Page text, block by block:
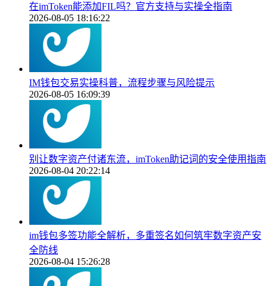
在imToken能添加FIL吗？官方支持与实操全指南
2026-08-05 18:16:22
IM钱包交易实操科普，流程步骤与风险提示
2026-08-05 16:09:39
别让数字资产付诸东流，imToken助记词的安全使用指南
2026-08-04 20:22:14
im钱包多签功能全解析，多重签名如何筑牢数字资产安
全防线
2026-08-04 15:26:28